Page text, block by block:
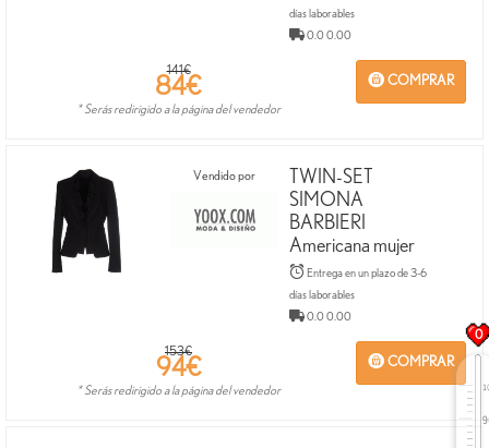
días laborables
0.0 0.00
COMPRAR
141€
84€
* Serás redirigido a la página del vendedor
Vendido por
TWIN-SET
SIMONA
BARBIERI
Americana mujer
Entrega en un plazo de 3-6
días laborables
0.0 0.00
COMPRAR
153€
94€
* Serás redirigido a la página del vendedor
0